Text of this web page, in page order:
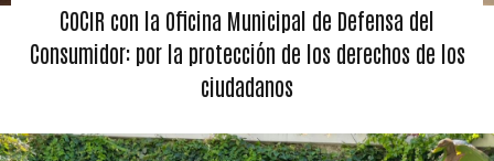
COCIR con la Oficina Municipal de Defensa del
Consumidor: por la protección de los derechos de los
ciudadanos